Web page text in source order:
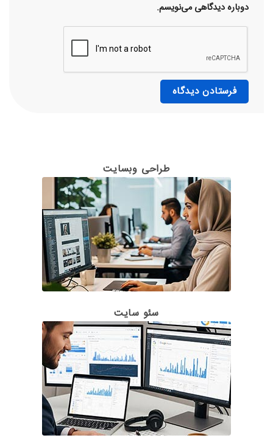
دوباره دیدگاهی می‌نویسم.
طراحی وبسایت
سئو سایت